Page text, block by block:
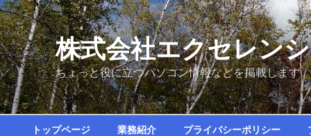
コ
ン
テ
ン
ツ
へ
ス
株式会社エクセレン
ちょっと役に立つパソコン情報などを掲載します
トップページ 業務紹介 プライバシーポリシー